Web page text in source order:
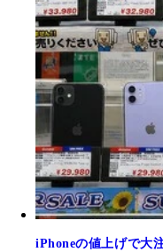
iPhoneの値上げで大